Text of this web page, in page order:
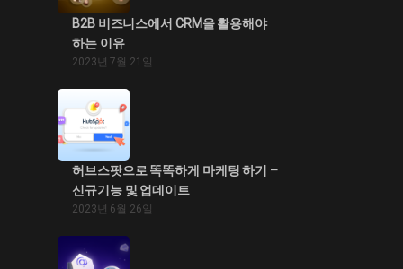
B2B 비즈니스에서 CRM을 활용해야
하는 이유
2023년 7월 21일
허브스팟으로 똑똑하게 마케팅 하기 –
신규기능 및 업데이트
2023년 6월 26일